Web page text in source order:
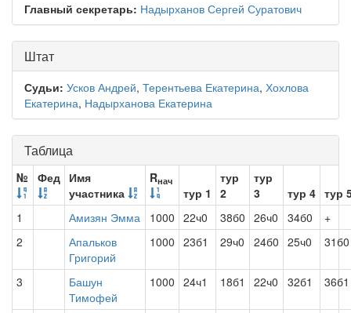
Главный секретарь: Надырханов Сергей Суратович
Штат
Судьи: Усков Андрей, Терентьева Екатерина, Хохлова
Екатерина, Надырханова Екатерина
Таблица
№ Фед Имя
участника
Rнач
тур 1
тур
2
тур
3
тур 4 тур
1
Амизян Эмма 1000 22ч0 38б0 26ч0 34б0
+
2
Апальков
Григорий
1000 23б1 29ч0 24б0 25ч0 31б0
3
Башун
Тимофей
1000 24ч1 18б1 22ч0 32б1 36б1